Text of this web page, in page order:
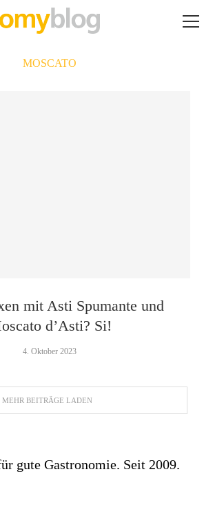
MOSCATO
mit Asti Spumante und
d’Asti? Si!
4. Oktober 2023
MEHR BEITRÄGE LADEN
gute Gastronomie. Seit 2009.